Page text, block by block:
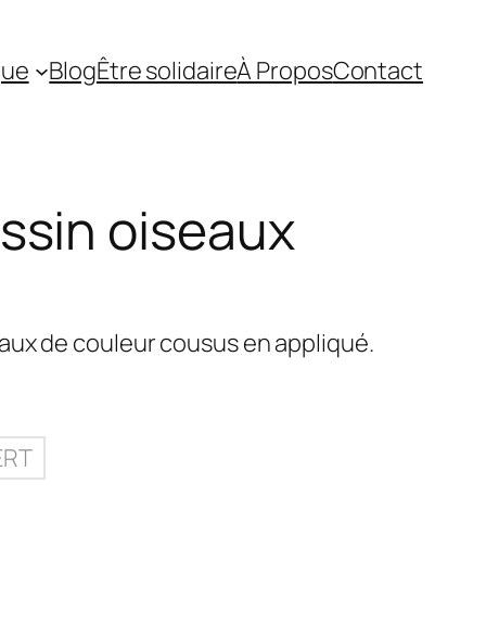
BlogÊtre solidaireÀ ProposContact
oiseaux
de couleur cousus en appliqué.